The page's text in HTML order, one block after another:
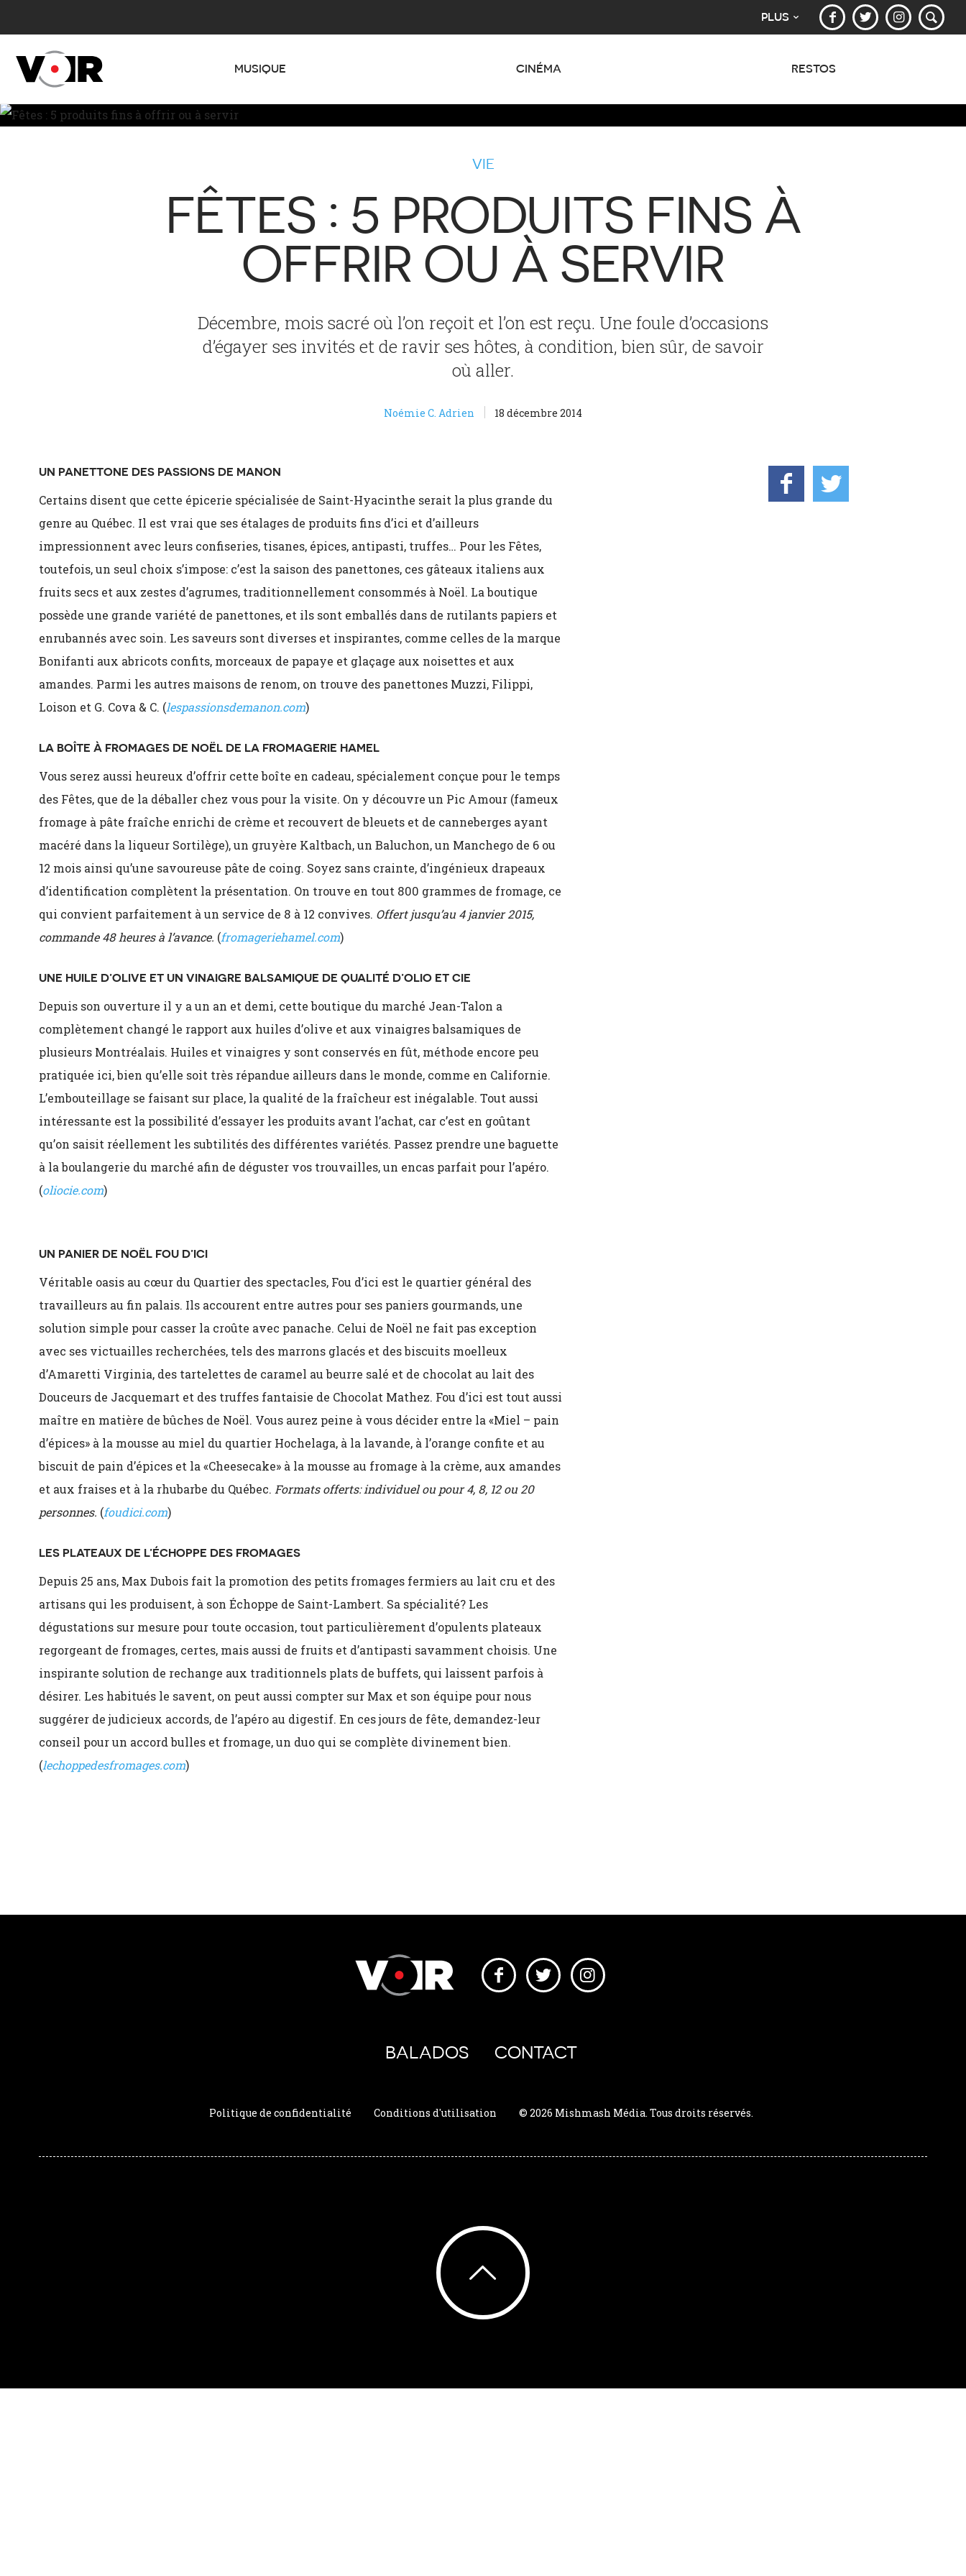
PLUS
MUSIQUE CINÉMA RESTOS
VIE
FÊTES : 5 PRODUITS FINS À
OFFRIR OU À SERVIR
Décembre, mois sacré où l’on reçoit et l’on est reçu. Une foule d’occasions
d’égayer ses invités et de ravir ses hôtes, à condition, bien sûr, de savoir
où aller.
Noémie C. Adrien 18 décembre 2014
UN PANETTONE DES PASSIONS DE MANON
Certains disent que cette épicerie spécialisée de Saint-Hyacinthe serait la plus grande du
genre au Québec. Il est vrai que ses étalages de produits fins d’ici et d’ailleurs
impressionnent avec leurs confiseries, tisanes, épices, antipasti, truffes… Pour les Fêtes,
toutefois, un seul choix s’impose: c’est la saison des panettones, ces gâteaux italiens aux
fruits secs et aux zestes d’agrumes, traditionnellement consommés à Noël. La boutique
possède une grande variété de panettones, et ils sont emballés dans de rutilants papiers et
enrubannés avec soin. Les saveurs sont diverses et inspirantes, comme celles de la marque
Bonifanti aux abricots confits, morceaux de papaye et glaçage aux noisettes et aux
amandes. Parmi les autres maisons de renom, on trouve des panettones Muzzi, Filippi,
Loison et G. Cova & C. (lespassionsdemanon.com)
LA BOÎTE À FROMAGES DE NOËL DE LA FROMAGERIE HAMEL
Vous serez aussi heureux d’offrir cette boîte en cadeau, spécialement conçue pour le temps
des Fêtes, que de la déballer chez vous pour la visite. On y découvre un Pic Amour (fameux
fromage à pâte fraîche enrichi de crème et recouvert de bleuets et de canneberges ayant
macéré dans la liqueur Sortilège), un gruyère Kaltbach, un Baluchon, un Manchego de 6 ou
12 mois ainsi qu’une savoureuse pâte de coing. Soyez sans crainte, d’ingénieux drapeaux
d’identification complètent la présentation. On trouve en tout 800 grammes de fromage, ce
qui convient parfaitement à un service de 8 à 12 convives. Offert jusqu’au 4 janvier 2015,
commande 48 heures à l’avance. (fromageriehamel.com)
UNE HUILE D’OLIVE ET UN VINAIGRE BALSAMIQUE DE QUALITÉ D’OLIO ET CIE
Depuis son ouverture il y a un an et demi, cette boutique du marché Jean-Talon a
complètement changé le rapport aux huiles d’olive et aux vinaigres balsamiques de
plusieurs Montréalais. Huiles et vinaigres y sont conservés en fût, méthode encore peu
pratiquée ici, bien qu’elle soit très répandue ailleurs dans le monde, comme en Californie.
L’embouteillage se faisant sur place, la qualité de la fraîcheur est inégalable. Tout aussi
intéressante est la possibilité d’essayer les produits avant l’achat, car c’est en goûtant
qu’on saisit réellement les subtilités des différentes variétés. Passez prendre une baguette
à la boulangerie du marché afin de déguster vos trouvailles, un encas parfait pour l’apéro.
(oliocie.com)
UN PANIER DE NOËL FOU D’ICI
Véritable oasis au cœur du Quartier des spectacles, Fou d’ici est le quartier général des
travailleurs au fin palais. Ils accourent entre autres pour ses paniers gourmands, une
solution simple pour casser la croûte avec panache. Celui de Noël ne fait pas exception
avec ses victuailles recherchées, tels des marrons glacés et des biscuits moelleux
d’Amaretti Virginia, des tartelettes de caramel au beurre salé et de chocolat au lait des
Douceurs de Jacquemart et des truffes fantaisie de Chocolat Mathez. Fou d’ici est tout aussi
maître en matière de bûches de Noël. Vous aurez peine à vous décider entre la «Miel – pain
d’épices» à la mousse au miel du quartier Hochelaga, à la lavande, à l’orange confite et au
biscuit de pain d’épices et la «Cheesecake» à la mousse au fromage à la crème, aux amandes
et aux fraises et à la rhubarbe du Québec. Formats offerts: individuel ou pour 4, 8, 12 ou 20
personnes. (foudici.com)
LES PLATEAUX DE L’ÉCHOPPE DES FROMAGES
Depuis 25 ans, Max Dubois fait la promotion des petits fromages fermiers au lait cru et des
artisans qui les produisent, à son Échoppe de Saint-Lambert. Sa spécialité? Les
dégustations sur mesure pour toute occasion, tout particulièrement d’opulents plateaux
regorgeant de fromages, certes, mais aussi de fruits et d’antipasti savamment choisis. Une
inspirante solution de rechange aux traditionnels plats de buffets, qui laissent parfois à
désirer. Les habitués le savent, on peut aussi compter sur Max et son équipe pour nous
suggérer de judicieux accords, de l’apéro au digestif. En ces jours de fête, demandez-leur
conseil pour un accord bulles et fromage, un duo qui se complète divinement bien.
(lechoppedesfromages.com)
BALADOS CONTACT
Politique de confidentialité Conditions d'utilisation © 2026 Mishmash Média. Tous droits réservés.